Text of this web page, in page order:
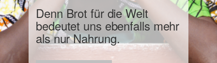
Denn Brot für die Welt
bedeutet uns ebenfalls mehr
als nur Nahrung.